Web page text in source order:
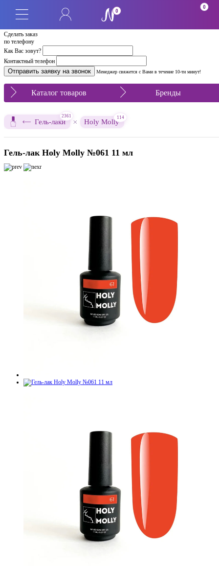
Сделать заказ
по телефону
Как Вас зовут?
Контактный телефон
Менеджер свяжется с Вами в течение 10-ти минут!
0
0
Каталог товаров Бренды
Гель-лаки
2361
× Holy Molly
114
Гель-лак Holy Molly №061 11 мл